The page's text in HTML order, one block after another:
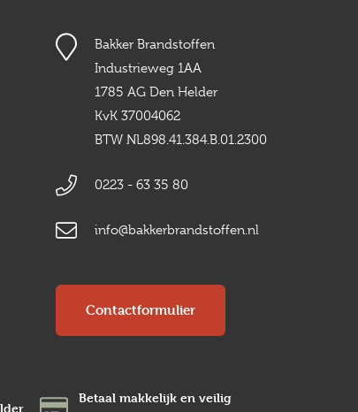
Bakker Brandstoffen
Industrieweg 1AA
1785 AG Den Helder
KvK 37004062
BTW NL898.41.384.B.01.2300
0223 - 63 35 80
info@bakkerbrandstoffen.nl
Contactformulier
Betaal makkelijk en veilig